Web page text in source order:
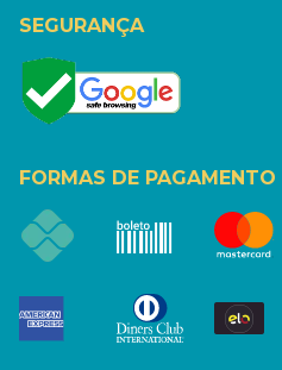
SEGURANÇA
FORMAS DE PAGAMENTO